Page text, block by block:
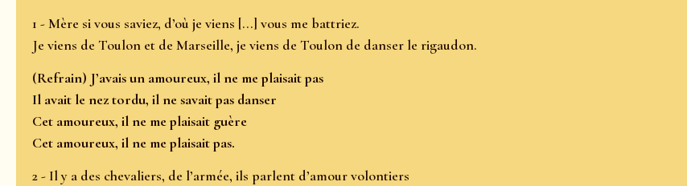
1 - Mère si vous saviez, d’où je viens [...] vous me battriez.
Je viens de Toulon et de Marseille, je viens de Toulon de danser le rigaudon.
(Refrain) J’avais un amoureux, il ne me plaisait pas
Il avait le nez tordu, il ne savait pas danser
Cet amoureux, il ne me plaisait guère
Cet amoureux, il ne me plaisait pas.
2 - Il y a des chevaliers, de l’armée, ils parlent d’amour volontiers